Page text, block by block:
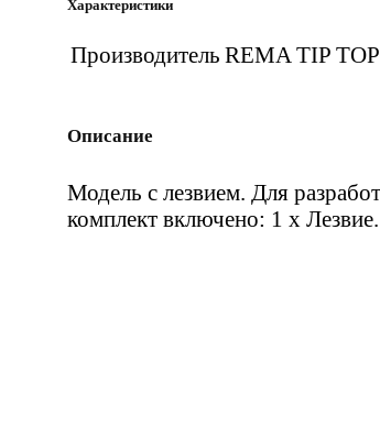
Характеристики
Производитель REMA TIP TOP
Описание
Модель с лезвием. Для
комплект включено: 1 x Лезвие.